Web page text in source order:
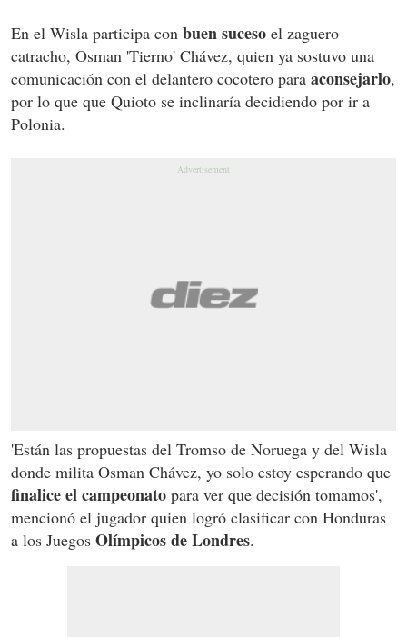
En el Wisla participa con buen suceso el zaguero
catracho, Osman 'Tierno' Chávez, quien ya sostuvo una
comunicación con el delantero cocotero para aconsejarlo,
por lo que que Quioto se inclinaría decidiendo por ir a
Polonia.
'Están las propuestas del Tromso de Noruega y del Wisla
donde milita Osman Chávez, yo solo estoy esperando que
finalice el campeonato para ver que decisión tomamos',
mencionó el jugador quien logró clasificar con Honduras
a los Juegos Olímpicos de Londres.